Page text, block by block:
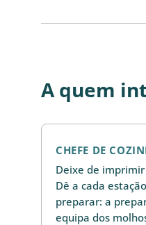
A quem
CHEFE DE
Deixe de
Dê a cada
preparar: a
equipa dos